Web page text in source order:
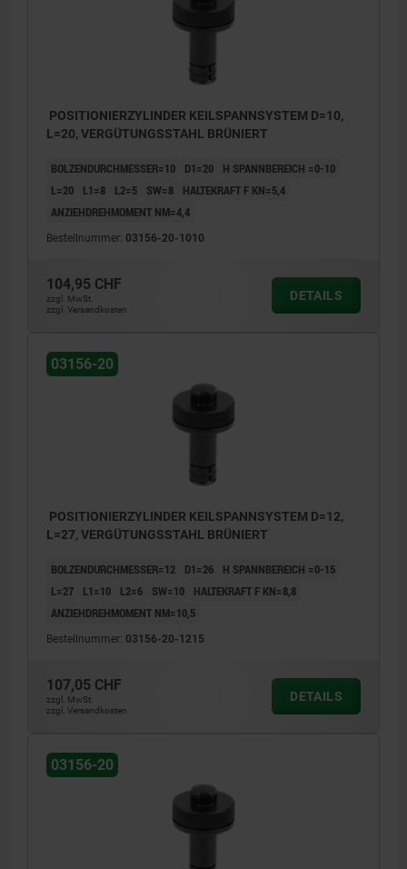
Das Maß H bezieht sich auf den
POSITIONIERZYLINDER KEILSPANNSYSTEM D=10,
L=20, VERGÜTUNGSSTAHL BRÜNIERT
BOLZENDURCHMESSER=10 D1=20
H SPANNBEREICH =0-10
L=20
L1=8 L2=5 SW=8
HALTEKRAFT F KN=5,4
ANZIEHDREHMOMENT NM=4,4
Bestellnummer: 03156-20-1010
104,95 CHF
zzgl. MwSt.
zzgl. Versandkosten
DETAILS
03156-20
POSITIONIERZYLINDER KEILSPANNSYSTEM D=12,
L=27, VERGÜTUNGSSTAHL BRÜNIERT
BOLZENDURCHMESSER=12 D1=26
H SPANNBEREICH =0-15
L=27
L1=10 L2=6 SW=10
HALTEKRAFT F KN=8,8
ANZIEHDREHMOMENT NM=10,5
Bestellnummer: 03156-20-1215
107,05 CHF
zzgl. MwSt.
zzgl. Versandkosten
DETAILS
03156-20